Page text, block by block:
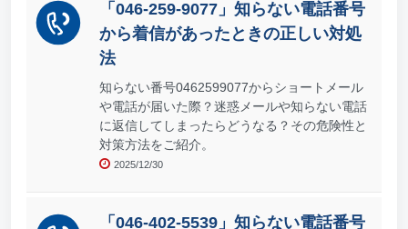
「046-259-9077」知らない電話番号
から着信があったときの正しい対処
法
知らない番号0462599077からショートメール
や電話が届いた際？迷惑メールや知らない電話
に返信してしまったらどうなる？その危険性と
対策方法をご紹介。
2025/12/30
「046-402-5539」知らない電話番号